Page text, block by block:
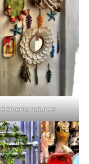
éléments naturels